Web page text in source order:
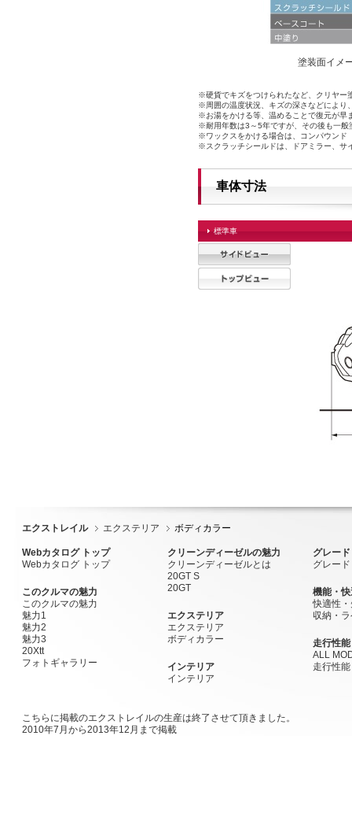
塗装面イメ
※硬貨でキズをつけられたなど、クリヤー
※周囲の温度状況、キズの深さなどにより
※お湯をかける等、温めることで復元が早
※耐用年数は3～5年ですが、その後も一般
※ワックスをかける場合は、コンパウンド
※スクラッチシールドは、ドアミラー、サ
車体寸法
標準車
エクストレイル エクステリア ボディカラー
Webカタログ トップ
Webカタログ トップ
このクルマの魅力
このクルマの魅力
魅力1
魅力2
魅力3
20Xtt
フォトギャラリー
クリーンディーゼルの魅力
クリーンディーゼルとは
20GT S
20GT
エクステリア
エクステリア
ボディカラー
インテリア
インテリア
グレード
グレード
機能・
快適性
収納・
走行性能
ALL
走行性能
こちらに掲載のエクストレイルの生産は終了させて頂きました。
2010年7月から2013年12月まで掲載